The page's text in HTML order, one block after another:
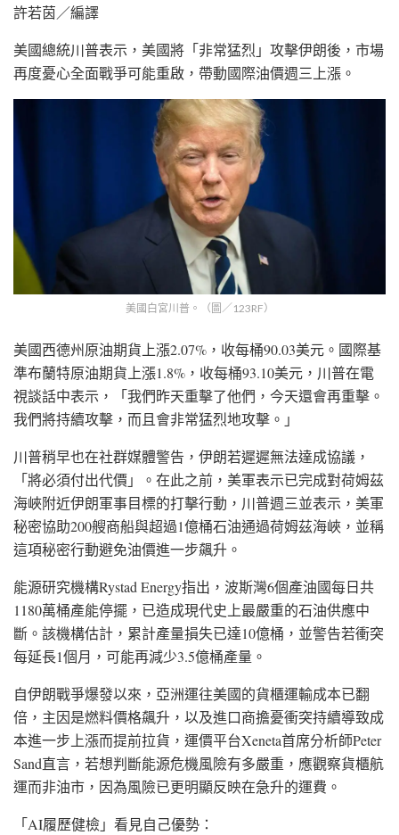
許若茵／編譯
美國總統川普表示，美國將「非常猛烈」攻擊伊朗後，市場
再度憂心全面戰爭可能重啟，帶動國際油價週三上漲。
美國白宮川普。（圖／123RF）
美國西德州原油期貨上漲2.07%，收每桶90.03美元。國際基
準布蘭特原油期貨上漲1.8%，收每桶93.10美元，川普在電
視談話中表示，「我們昨天重擊了他們，今天還會再重擊。
我們將持續攻擊，而且會非常猛烈地攻擊。」
川普稍早也在社群媒體警告，伊朗若遲遲無法達成協議，
「將必須付出代價」。在此之前，美軍表示已完成對荷姆茲
海峽附近伊朗軍事目標的打擊行動，川普週三並表示，美軍
秘密協助200艘商船與超過1億桶石油通過荷姆茲海峽，並稱
這項秘密行動避免油價進一步飆升。
能源研究機構Rystad Energy指出，波斯灣6個產油國每日共
1180萬桶產能停擺，已造成現代史上最嚴重的石油供應中
斷。該機構估計，累計產量損失已達10億桶，並警告若衝突
每延長1個月，可能再減少3.5億桶產量。
自伊朗戰爭爆發以來，亞洲運往美國的貨櫃運輸成本已翻
倍，主因是燃料價格飆升，以及進口商擔憂衝突持續導致成
本進一步上漲而提前拉貨，運價平台Xeneta首席分析師Peter
Sand直言，若想判斷能源危機風險有多嚴重，應觀察貨櫃航
運而非油市，因為風險已更明顯反映在急升的運費。
「AI履歷健檢」看見自己優勢：